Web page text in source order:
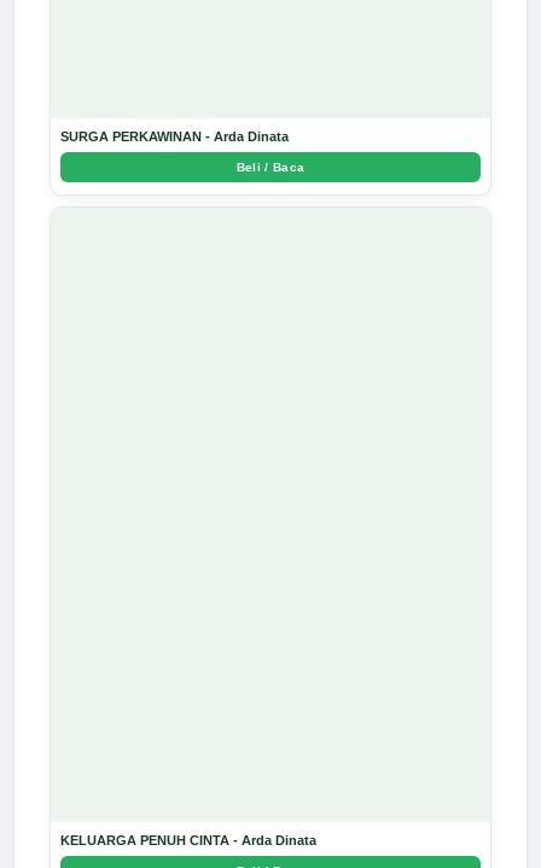
SURGA PERKAWINAN - Arda Dinata
Beli / Baca
KELUARGA PENUH CINTA - Arda Dinata